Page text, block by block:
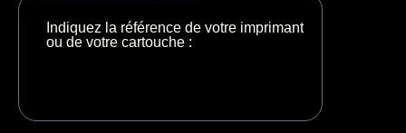
Indiquez la référence de votre imprimante
ou de votre cartouche :